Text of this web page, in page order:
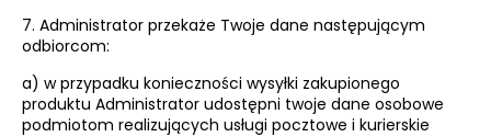
7. Administrator przekaże Twoje dane następującym
odbiorcom:
a) w przypadku konieczności wysyłki zakupionego
produktu Administrator udostępni twoje dane osobowe
podmiotom realizujących usługi pocztowe i kurierskie